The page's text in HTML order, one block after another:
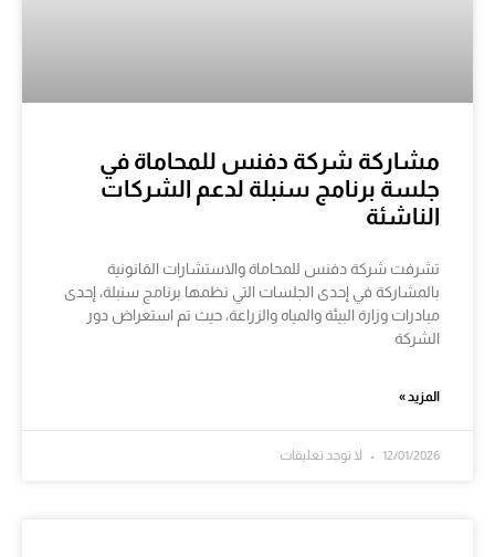
مشاركة شركة دفنس للمحاماة في
جلسة برنامج سنبلة لدعم الشركات
الناشئة
تشرفت شركة دفنس للمحاماة والاستشارات القانونية
بالمشاركة في إحدى الجلسات التي نظمها برنامج سنبلة، إحدى
مبادرات وزارة البيئة والمياه والزراعة، حيث تم استعراض دور
الشركة
المزيد »
12/01/2026 لا توجد تعليقات